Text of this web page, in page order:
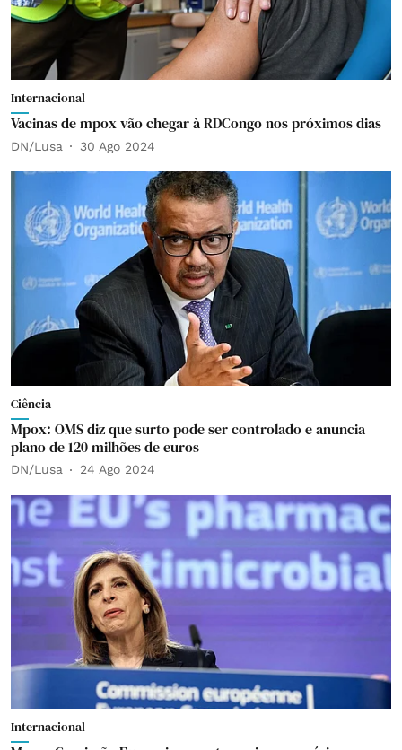
Internacional
Vacinas de mpox vão chegar à RDCongo nos próximos dias
DN/Lusa 30 Ago 2024
Ciência
Mpox: OMS diz que surto pode ser controlado e anuncia
plano de 120 milhões de euros
DN/Lusa 24 Ago 2024
Internacional